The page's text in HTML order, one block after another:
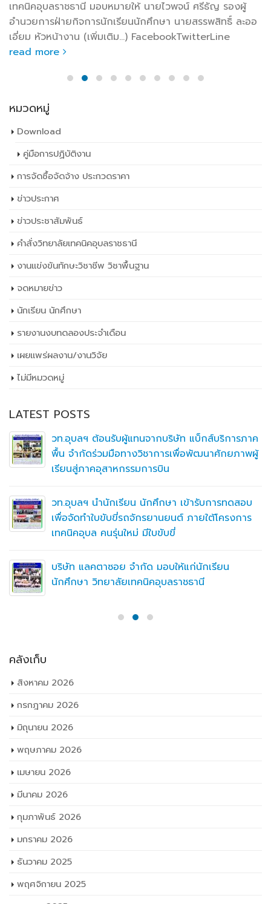
เทคนิคอุบลราชธานี มอบหมายให้ นายไวพจน์ ศรีธัญ รองผู้
อำนวยการฝ่ายกิจการนักเรียนนักศึกษา นายสรรพสิทธิ์ ละออ
เอี่ยม หัวหน้างาน (เพิ่มเติม…) FacebookTwitterLine
read more
หมวดหมู่
Download
คู่มือการปฏิบัติงาน
การจัดซื้อจัดจ้าง ประกวดราคา
ข่าวประกาศ
ข่าวประชาสัมพันธ์
คำสั่งวิทยาลัยเทคนิคอุบลราชธานี
งานแข่งขันทักษะวิชาชีพ วิชาพื้นฐาน
จดหมายข่าว
นักเรียน นักศึกษา
รายงานงบทดลองประจำเดือน
เผยเเพร่ผลงาน/งานวิจัย
ไม่มีหมวดหมู่
LATEST POSTS
วท.อุบลฯ ต้อนรับผู้แทนจากบริษัท แบ็กส์บริการภาค
พื้น จำกัดร่วมมือทางวิชาการเพื่อพัฒนาศักยภาพผู้
เรียนสู่ภาคอุสาหกรรมการบิน
วท.อุบลฯ นำนักเรียน นักศึกษา เข้ารับการทดสอบ
เพื่อจัดทำใบขับขี่รถจักรยานยนต์ ภายใต้โครงการ
เทคนิคอุบล คนรุ่นใหม่ มีใบขับขี่
บริษัท แลคตาซอย จำกัด มอบให้แก่นักเรียน
นักศึกษา วิทยาลัยเทคนิคอุบลราชธานี
คลังเก็บ
สิงหาคม 2026
กรกฎาคม 2026
มิถุนายน 2026
พฤษภาคม 2026
เมษายน 2026
มีนาคม 2026
กุมภาพันธ์ 2026
มกราคม 2026
ธันวาคม 2025
พฤศจิกายน 2025